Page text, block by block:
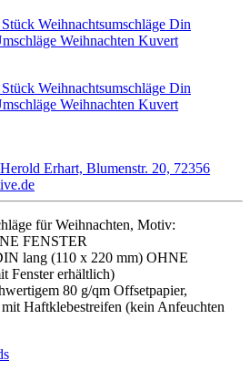
Erhart, Blumenstr. 20, 72356
für Weihnachten, Motiv:
FENSTER
lang (110 x 220 mm) OHNE
Fenster erhältlich)
80 g/qm Offsetpapier,
Haftklebestreifen (kein Anfeuchten